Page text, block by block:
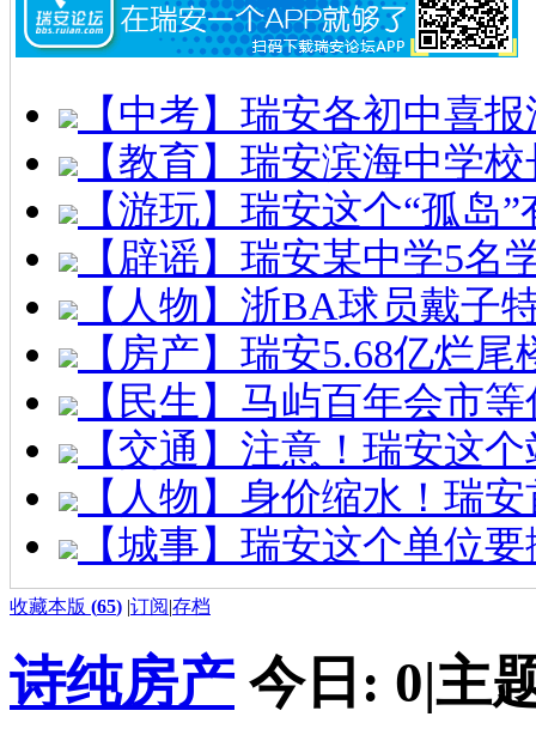
【中考】瑞安各初中喜
【教育】瑞安滨海中学
【游玩】瑞安这个“孤岛
【辟谣】瑞安某中学5名
【人物】浙BA球员戴子
【房产】瑞安5.68亿烂
【民生】马屿百年会市
【交通】注意！瑞安这
【人物】身价缩水！瑞
【城事】瑞安这个单位
收藏本版 (65) |订阅|存档
诗纯房产 今日: 0|主